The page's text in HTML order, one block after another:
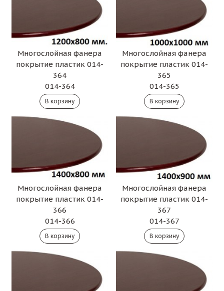
Многослойная фанера
покрытие пластик 014-
364
014-364
Многослойная фанера
покрытие пластик 014-
365
014-365
Многослойная фанера
покрытие пластик 014-
366
014-366
Многослойная фанера
покрытие пластик 014-
367
014-367